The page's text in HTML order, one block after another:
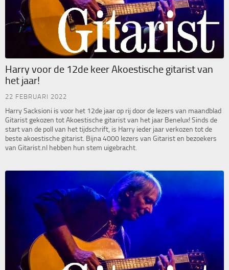
Harry voor de 12de keer Akoestische gitarist van
het jaar!
22 FEBRUARI 2022
Harry Sacksioni is voor het 12de jaar op rij door de lezers van maandblad
Gitarist gekozen tot Akoestische gitarist van het jaar Benelux! Sinds de
start van de poll van het tijdschrift, is Harry ieder jaar verkozen tot de
beste akoestische gitarist. Bijna 4000 lezers van Gitarist en bezoekers
van Gitarist.nl hebben hun stem uigebracht.